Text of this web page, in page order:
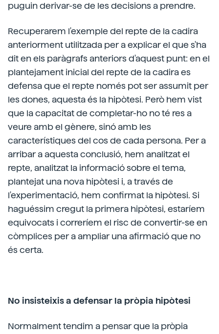
puguin derivar-se de les decisions a prendre.
Recuperarem l'exemple del repte de la cadira
anteriorment utilitzada per a explicar el que s'ha
dit en els paràgrafs anteriors d'aquest punt: en el
plantejament inicial del repte de la cadira es
defensa que el repte només pot ser assumit per
les dones, aquesta és la hipòtesi. Però hem vist
que la capacitat de completar-ho no té res a
veure amb el gènere, sinó amb les
característiques del cos de cada persona. Per a
arribar a aquesta conclusió, hem analitzat el
repte, analitzat la informació sobre el tema,
plantejat una nova hipòtesi i, a través de
l'experimentació, hem confirmat la hipòtesi. Si
haguéssim cregut la primera hipòtesi, estaríem
equivocats i correríem el risc de convertir-se en
còmplices per a ampliar una afirmació que no
és certa.
No insisteixis a defensar la pròpia hipòtesi
Normalment tendim a pensar que la pròpia